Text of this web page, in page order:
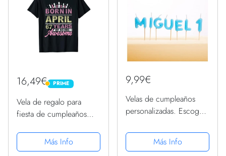
16,49€ PRIME
PRIME
Vela de regalo para
fiesta de cumpleaños
Girl Born In 1953
Camiseta
Más Info
9,99€
Velas de cumpleaños
personalizadas. Escoge
color de las velas.
Compra solidaria
Más Info